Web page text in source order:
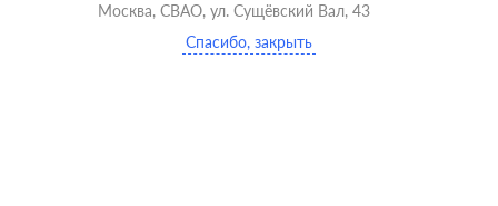
Москва, СВАО, ул. Сущёвский Вал, 43
Спасибо, закрыть